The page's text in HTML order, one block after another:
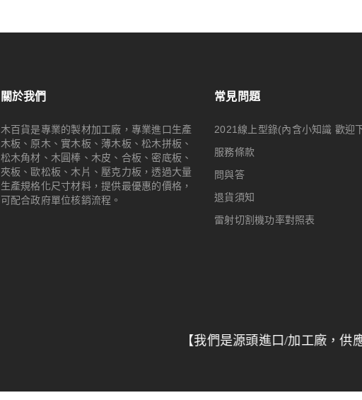
關於我們
木百貨是專業的製材加工廠，專業進口生產
木板、原木、實木板、薄木板、松木拼板、
松木角材、木圓棒、木皮、合板、密底板、
夾板、歐松板、木片、壓克力板，透過大量
生產規格化尺寸材料，提供最優惠的價格，
可配合政府單位核銷流程。
常見問題
2021線上型錄(內含小知識 歡迎
服務條款
問與答
退貨須知
雷射切割機功率對照表
【我們是源頭進口/加工廠，供應全台特